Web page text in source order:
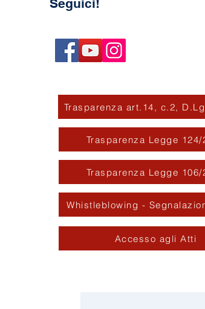
Seguici!
Trasparenza Legge 124/
Trasparenza Legge 106/
Whistleblowing -
Accesso agli Atti
Trasparenza art.14, c.2,